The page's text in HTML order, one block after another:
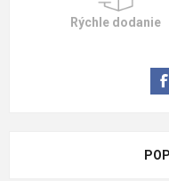
Rýchle dodanie